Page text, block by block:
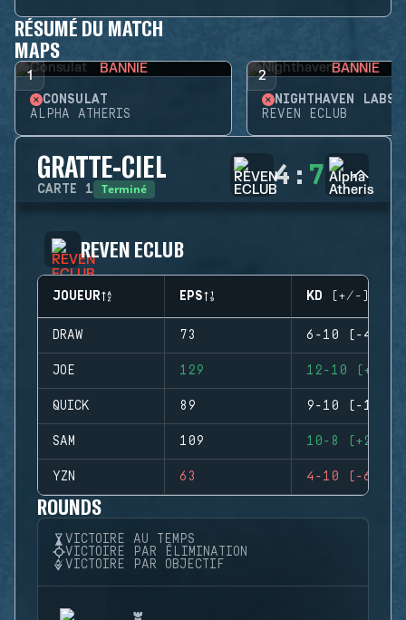
RÉSUMÉ DU MATCH
MAPS
1 BANNIE
CONSULAT
ALPHA ATHERIS
2 BANNIE
NIGHTHAVEN LABS
REVEN ECLUB
GRATTE-CIEL
CARTE 1 Terminé 4 : 7
REVEN ECLUB
JOUEUR EPS KD (+/-)
DRAW 73 6-10 (-4)
JOE 129 12-10 (+2)
QUICK 89 9-10 (-1)
SAM 109 10-8 (+2)
YZN 63 4-10 (-6)
ROUNDS
VICTOIRE AU TEMPS
VICTOIRE PAR ÉLIMINATION
VICTOIRE PAR OBJECTIF